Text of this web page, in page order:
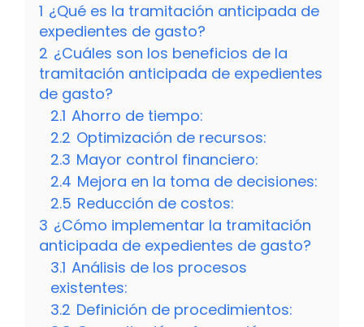
1 ¿Qué es la tramitación anticipada de
expedientes de gasto?
2 ¿Cuáles son los beneficios de la
tramitación anticipada de expedientes
de gasto?
2.1 Ahorro de tiempo:
2.2 Optimización de recursos:
2.3 Mayor control financiero:
2.4 Mejora en la toma de decisiones:
2.5 Reducción de costos:
3 ¿Cómo implementar la tramitación
anticipada de expedientes de gasto?
3.1 Análisis de los procesos
existentes:
3.2 Definición de procedimientos: